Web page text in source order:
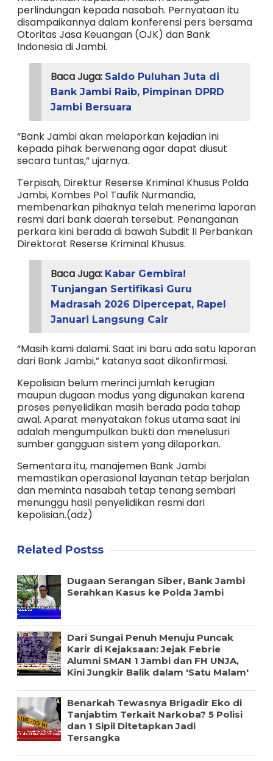
perlindungan kepada nasabah. Pernyataan itu
disampaikannya dalam konferensi pers bersama
Otoritas Jasa Keuangan (OJK) dan Bank
Indonesia di Jambi.
Baca Juga: Saldo Puluhan Juta di
Bank Jambi Raib, Pimpinan DPRD
Jambi Bersuara
“Bank Jambi akan melaporkan kejadian ini
kepada pihak berwenang agar dapat diusut
secara tuntas,” ujarnya.
Terpisah, Direktur Reserse Kriminal Khusus Polda
Jambi, Kombes Pol Taufik Nurmandia,
membenarkan pihaknya telah menerima laporan
resmi dari bank daerah tersebut. Penanganan
perkara kini berada di bawah Subdit II Perbankan
Direktorat Reserse Kriminal Khusus.
Baca Juga: Kabar Gembira!
Tunjangan Sertifikasi Guru
Madrasah 2026 Dipercepat, Rapel
Januari Langsung Cair
“Masih kami dalami. Saat ini baru ada satu laporan
dari Bank Jambi,” katanya saat dikonfirmasi.
Kepolisian belum merinci jumlah kerugian
maupun dugaan modus yang digunakan karena
proses penyelidikan masih berada pada tahap
awal. Aparat menyatakan fokus utama saat ini
adalah mengumpulkan bukti dan menelusuri
sumber gangguan sistem yang dilaporkan.
Sementara itu, manajemen Bank Jambi
memastikan operasional layanan tetap berjalan
dan meminta nasabah tetap tenang sembari
menunggu hasil penyelidikan resmi dari
kepolisian.(adz)
Related Postss
Dugaan Serangan Siber, Bank Jambi
Serahkan Kasus ke Polda Jambi
Dari Sungai Penuh Menuju Puncak
Karir di Kejaksaan: Jejak Febrie
Alumni SMAN 1 Jambi dan FH UNJA,
Kini Jungkir Balik dalam 'Satu Malam'
Benarkah Tewasnya Brigadir Eko di
Tanjabtim Terkait Narkoba? 5 Polisi
dan 1 Sipil Ditetapkan Jadi
Tersangka